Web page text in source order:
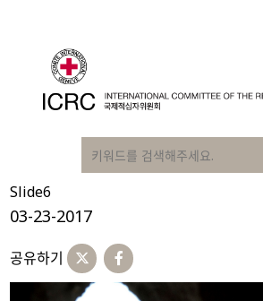
Slide6
03-23-2017
공유하기